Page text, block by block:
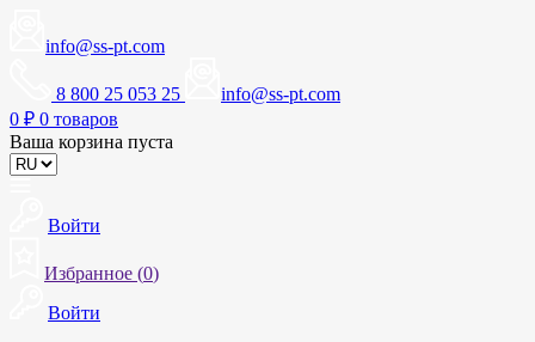
info@ss-pt.com
8 800 25 053 25
info@ss-pt.com
0 ₽ 0 товаров
Ваша корзина пуста
Войти
Избранное (0)
Войти